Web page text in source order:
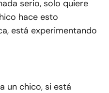
serio, solo quiere
hace esto
está experimentando
un chico, si está